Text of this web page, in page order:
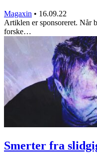
Magaxin • 16.09.22
Artiklen er sponsoreret. Når
forske…
Smerter fra